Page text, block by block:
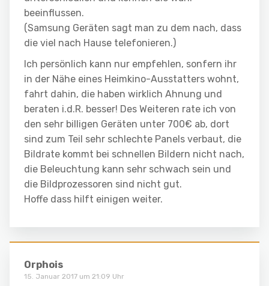
beeinflussen.
(Samsung Geräten sagt man zu dem nach, dass
die viel nach Hause telefonieren.)
Ich persönlich kann nur empfehlen, sonfern ihr
in der Nähe eines Heimkino-Ausstatters wohnt,
fahrt dahin, die haben wirklich Ahnung und
beraten i.d.R. besser! Des Weiteren rate ich von
den sehr billigen Geräten unter 700€ ab, dort
sind zum Teil sehr schlechte Panels verbaut, die
Bildrate kommt bei schnellen Bildern nicht nach,
die Beleuchtung kann sehr schwach sein und
die Bildprozessoren sind nicht gut.
Hoffe dass hilft einigen weiter.
Orphois
15. Januar 2017 um 21:09 Uhr